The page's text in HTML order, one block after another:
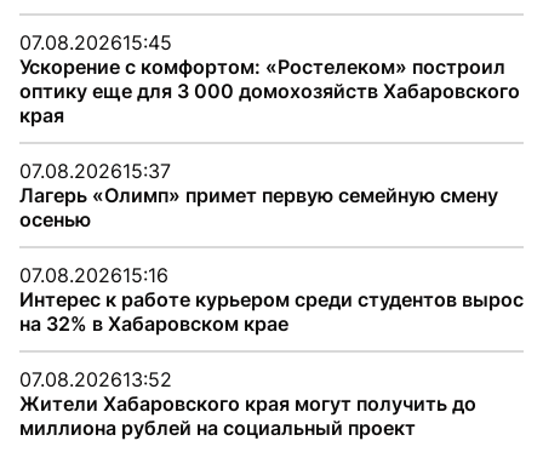
07.08.202615:45
Ускорение с комфортом: «Ростелеком» построил
оптику еще для 3 000 домохозяйств Хабаровского
края
07.08.202615:37
Лагерь «Олимп» примет первую семейную смену
осенью
07.08.202615:16
Интерес к работе курьером среди студентов вырос
на 32% в Хабаровском крае
07.08.202613:52
Жители Хабаровского края могут получить до
миллиона рублей на социальный проект